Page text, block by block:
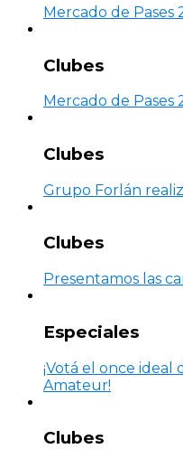
Mercado de Pases
Clubes
Mercado de Pases
Clubes
Grupo Forlán
Clubes
Presentamos las
Especiales
¡Votá el once ideal
Amateur!
Clubes